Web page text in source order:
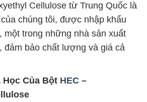
Cellulose từ Trung Quốc là
chúng tôi, được nhập khẩu
một trong những nhà sản xuất
đảm bảo chất lượng và giá cả
Học Của Bột HEC –